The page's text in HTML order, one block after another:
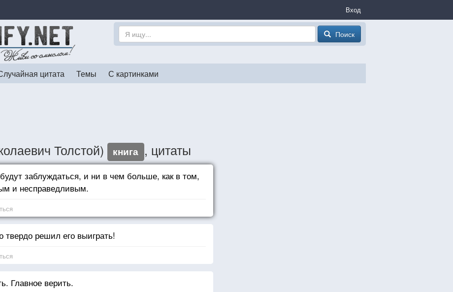
Вход
Поиск
цитата Темы С картинками
Толстой) книга , цитаты
заблуждаться, и ни в чем больше, как в том,
и несправедливым.
твердо решил его выиграть!
Главное верить.